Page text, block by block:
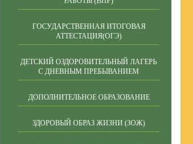
ГОСУДАРСТВЕННАЯ ИТОГОВАЯ
АТТЕСТАЦИЯ(ОГЭ)
ДЕТСКИЙ ОЗДОРОВИТЕЛЬНЫЙ ЛАГЕРЬ
С ДНЕВНЫМ ПРЕБЫВАНИЕМ
ДОПОЛНИТЕЛЬНОЕ ОБРАЗОВАНИЕ
ЗДОРОВЫЙ ОБРАЗ ЖИЗНИ (ЗОЖ)